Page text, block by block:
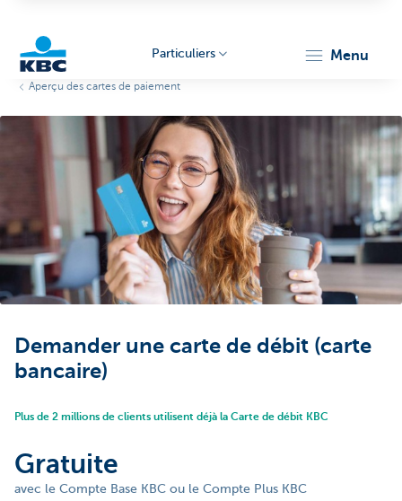
Particuliers menu
Aperçu des cartes de paiement
Demander une carte de débit (carte
bancaire)
Plus de 2 millions de clients utilisent déjà la Carte de débit KBC
Gratuite
avec le Compte Base KBC ou le Compte Plus KBC